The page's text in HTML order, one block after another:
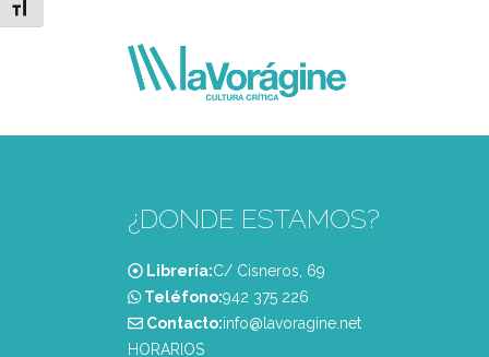
Alternar tamaño de letra
¿DONDE ESTAMOS?
Librería:C/ Cisneros, 69
Teléfono:‭942 375 226‬
Contacto:info@lavoragine.net
HORARIOS